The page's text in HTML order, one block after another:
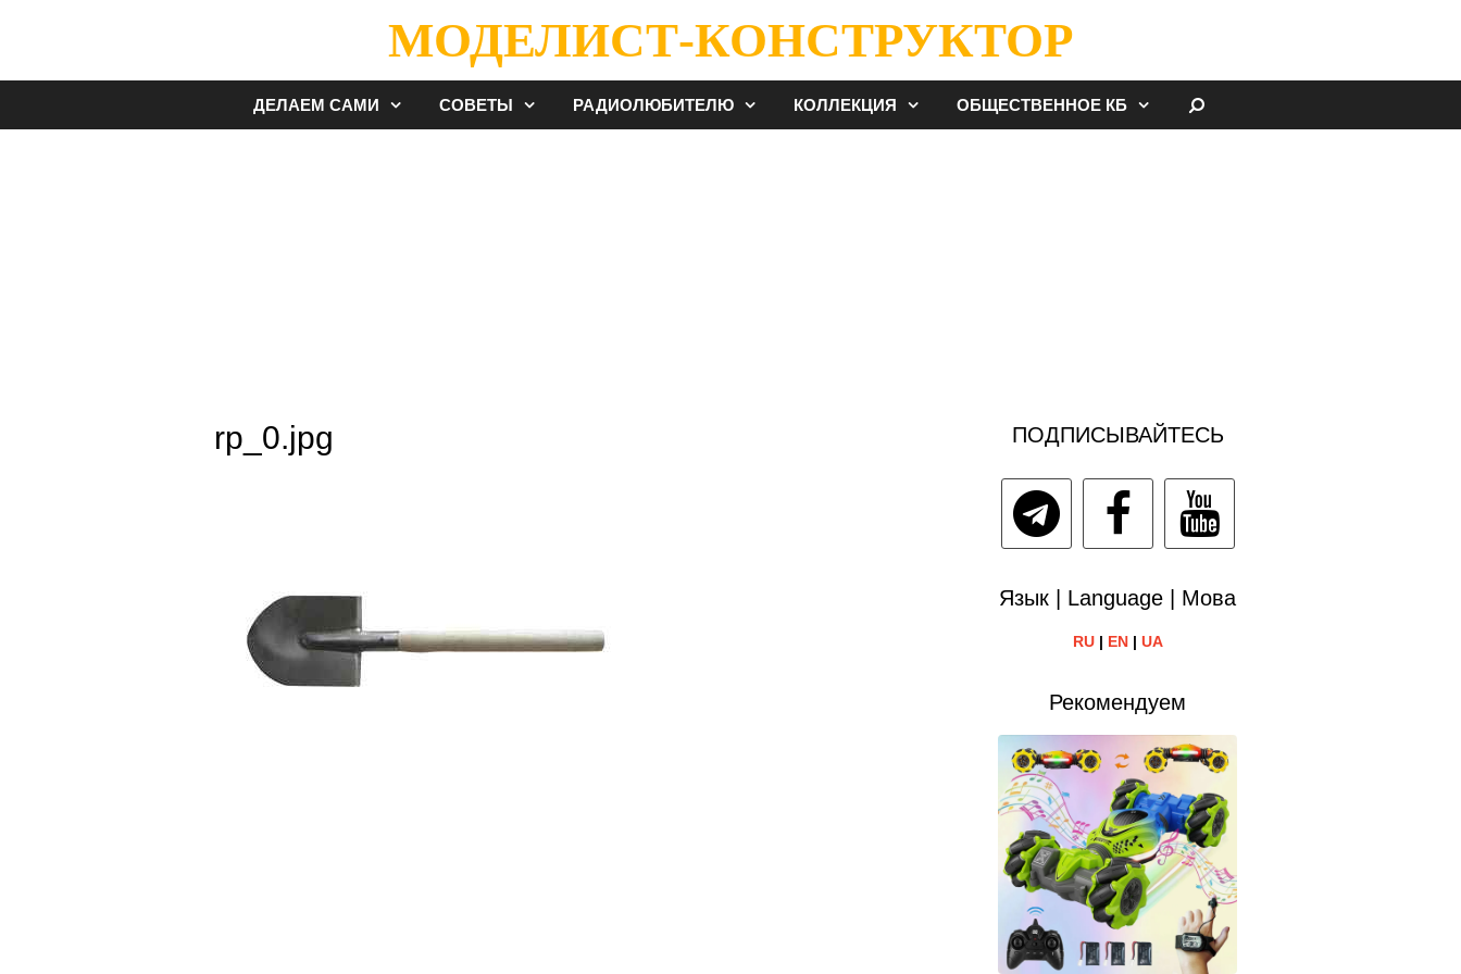
МОДЕЛИСТ-КОНСТРУКТОР
ДЕЛАЕМ САМИ СОВЕТЫ РАДИОЛЮБИТЕЛЮ КОЛЛЕКЦИЯ ОБЩЕСТВЕННОЕ КБ
rp_0.jpg ПОДПИСЫВАЙТЕСЬ
Язык | Language | Мова
RU| EN| UA
Рекомендуем